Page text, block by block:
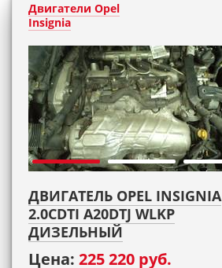
Двигатели Opel
Insignia
ДВИГАТЕЛЬ OPEL INSIGNIA
2.0CDTI A20DTJ WLKP
ДИЗЕЛЬНЫЙ
Цена: 225 220 руб.